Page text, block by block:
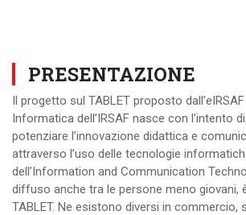
PRESENTAZIONE
Il progetto sul TABLET proposto
Informatica dell’IRSAF nasce con l’intento
potenziare l’innovazione didattica e
attraverso l’uso delle tecnologie
dell’Information and Communication
diffuso anche tra le persone meno giovani,
TABLET. Ne esistono diversi in commercio,